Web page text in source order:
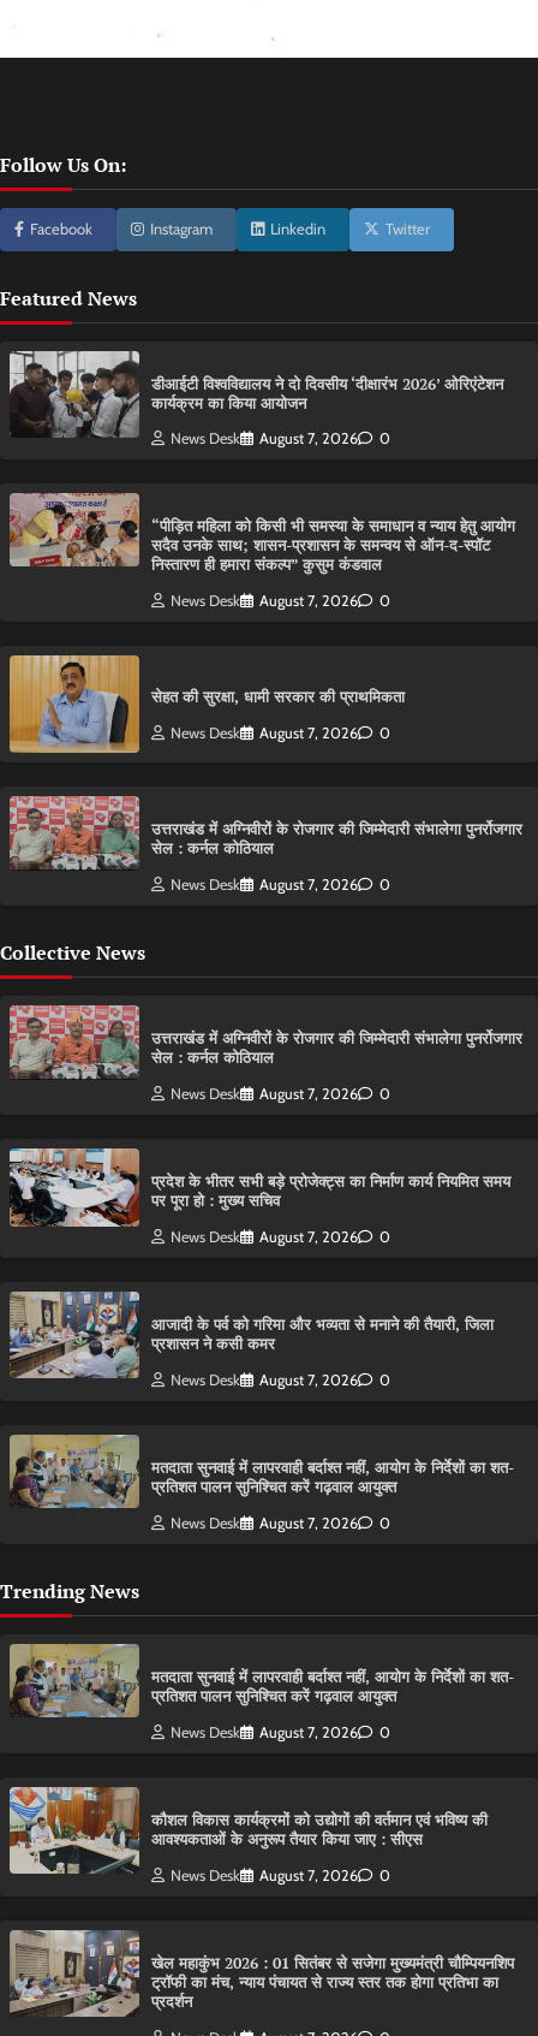
Follow Us On:
Facebook Instagram Linkedin Twitter
Featured News
डीआईटी विश्वविद्यालय ने दो दिवसीय ‘दीक्षारंभ 2026’ ओरिएंटेशन
कार्यक्रम का किया आयोजन
News Desk August 7, 2026 0
“पीड़ित महिला को किसी भी समस्या के समाधान व न्याय हेतु आयोग
सदैव उनके साथ; शासन-प्रशासन के समन्वय से ऑन-द-स्पॉट
निस्तारण ही हमारा संकल्प” कुसुम कंडवाल
News Desk August 7, 2026 0
सेहत की सुरक्षा, धामी सरकार की प्राथमिकता
News Desk August 7, 2026 0
उत्तराखंड में अग्निवीरों के रोजगार की जिम्मेदारी संभालेगा पुनर्रोजगार
सेल : कर्नल कोठियाल
News Desk August 7, 2026 0
Collective News
उत्तराखंड में अग्निवीरों के रोजगार की जिम्मेदारी संभालेगा पुनर्रोजगार
सेल : कर्नल कोठियाल
News Desk August 7, 2026 0
प्रदेश के भीतर सभी बड़े प्रोजेक्ट्स का निर्माण कार्य नियमित समय
पर पूरा हो : मुख्य सचिव
News Desk August 7, 2026 0
आजादी के पर्व को गरिमा और भव्यता से मनाने की तैयारी, जिला
प्रशासन ने कसी कमर
News Desk August 7, 2026 0
मतदाता सुनवाई में लापरवाही बर्दाश्त नहीं, आयोग के निर्देशों का शत-
प्रतिशत पालन सुनिश्चित करें गढ़वाल आयुक्त
News Desk August 7, 2026 0
Trending News
मतदाता सुनवाई में लापरवाही बर्दाश्त नहीं, आयोग के निर्देशों का शत-
प्रतिशत पालन सुनिश्चित करें गढ़वाल आयुक्त
News Desk August 7, 2026 0
कौशल विकास कार्यक्रमों को उद्योगों की वर्तमान एवं भविष्य की
आवश्यकताओं के अनुरूप तैयार किया जाए : सीएस
News Desk August 7, 2026 0
खेल महाकुंभ 2026 : 01 सितंबर से सजेगा मुख्यमंत्री चौम्पियनशिप
ट्रॉफी का मंच, न्याय पंचायत से राज्य स्तर तक होगा प्रतिभा का
प्रदर्शन